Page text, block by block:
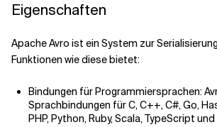
Verwandte Themen
Eigenschaften
Apache Avro ist ein System zur
Funktionen wie diese bietet:
Bindungen für Programmiersprachen:
Sprachbindungen für C, C++, C#, Go,
PHP, Python, Ruby, Scala, TypeScript